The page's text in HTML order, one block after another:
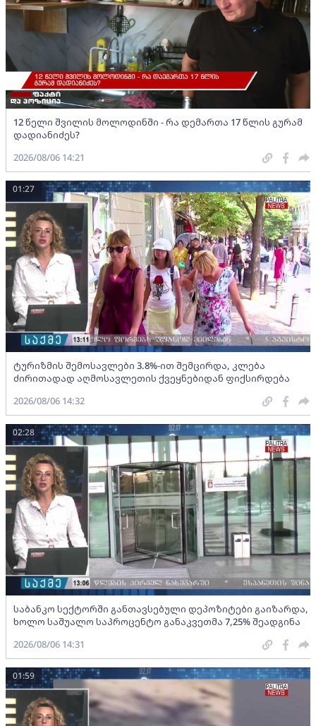
12 წელი შვილის მოლოდინში - რა დემართა 17 წლის გურამ
დადიანიძეს?
2026/08/06 14:21
ტურიზმის შემოსავლები 3.8%-ით შემცირდა, კლება
ძირითადად აღმოსავლეთის ქვეყნებიდან ფიქსირდება
01:27
2026/08/06 14:32
საბანკო სექტორში განთავსებული დეპოზიტები გაიზარდა,
ხოლო საშუალო საპროცენტო განაკვეთმა 7,25% შეადგინა
02:28
2026/08/06 14:31
01:59